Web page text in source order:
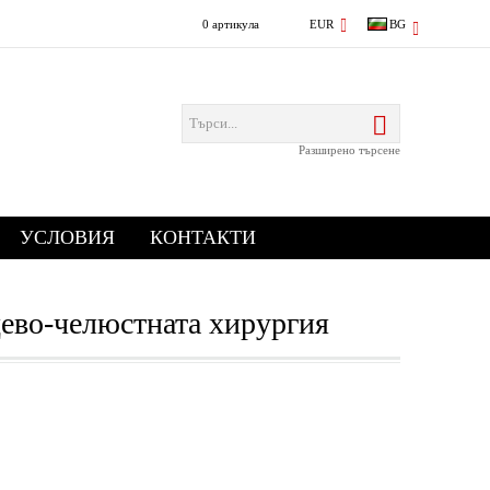
0 артикула EUR BG
Разширено търсене
УСЛОВИЯ КОНТАКТИ
челюстната хирургия